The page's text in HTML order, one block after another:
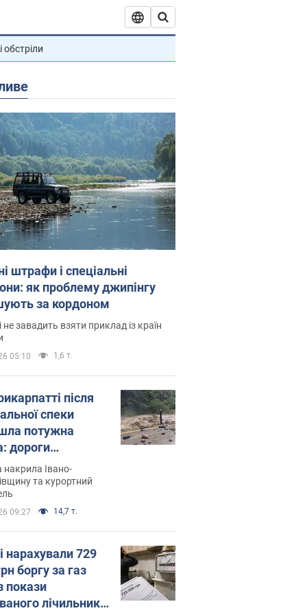
обстріли
штрафи і спеціальні
як проблему джипінгу
за кордоном
не завадить взяти приклад із країн
05:10 1,6 т.
після
спеки
потужна
дороги
на
Відео
накрила Івано-
та курортний
09:27 14,7 т.
нарахували 729
боргу за газ
покази
лічильника: